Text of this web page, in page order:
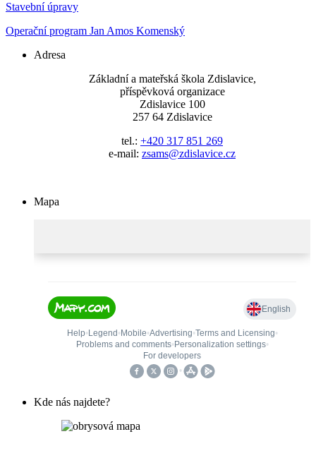
Stavební úpravy
Operační program Jan Amos Komenský
Adresa
Základní a mateřská škola Zdislavice,
příspěvková organizace
Zdislavice 100
257 64 Zdislavice
tel.: +420 317 851 269
e-mail: zsams@zdislavice.cz
Mapa
Kde nás najdete?